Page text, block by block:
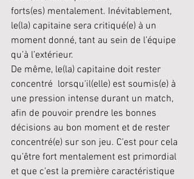
forts(es) mentalement. Inévitablement,
le(la) capitaine sera critiqué(e) à un
moment donné, tant au sein de l’équipe
qu’à l’extérieur.
De même, le(la) capitaine doit rester
concentré  lorsqu'il(elle) est soumis(e) à
une pression intense durant un match,
afin de pouvoir prendre les bonnes
décisions au bon moment et de rester
concentré(e) sur son jeu. C’est pour cela
qu’être fort mentalement est primordial
et que c’est la première caractéristique